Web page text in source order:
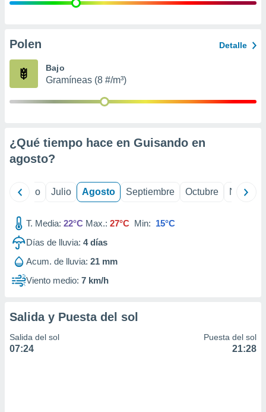
publicidad
de
Polen Detalle
Bajo
Gramíneas (8 #/m³)
¿Qué tiempo hace en Guisando en
agosto?
Junio Julio Agosto Septiembre Octubre
T. Media: 22°C Max.: 27°C Min: 15°C
Días de lluvia: 4días
Acum. de lluvia: 21 mm
Viento medio: 7 km/h
Salida y Puesta del sol
Salida del sol
07:24
Puesta del sol
21:28